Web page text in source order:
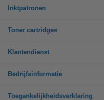
Inktpatronen
Toner cartridges
Klantendienst
Bedrijfsinformatie
Toegankelijkheidsverklaring